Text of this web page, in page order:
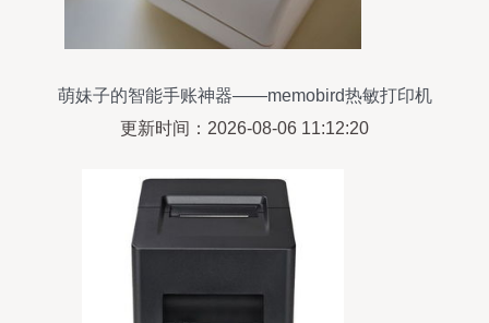
萌妹子的智能手账神器——memobird热敏打印机
体验评测
更新时间：2026-08-06 11:12:20